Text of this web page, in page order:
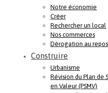
Notre économie
Créer
Rechercher un local
Nos commerces
Dérogation au
Construire
Urbanisme
Révision du Plan de
en Valeur (PSMV)